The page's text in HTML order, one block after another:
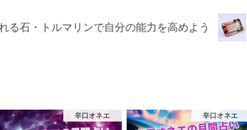
る石・トルマリンで自分の能力を高めよう
辛口オネエ 辛口オネエ